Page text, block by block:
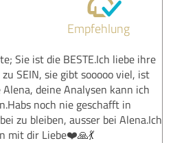
Empfehlung
Sie ist die BESTE.Ich liebe ihre
SEIN, sie gibt sooooo viel, ist
deine Analysen kann ich
noch nie geschafft in
zu bleiben, ausser bei Alena.Ich
mit dir Liebe❤️🙏💃